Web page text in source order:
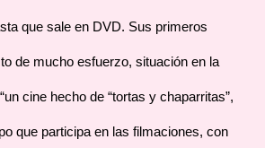
que sale en DVD. Sus primeros
de mucho esfuerzo, situación en la
cine hecho de “tortas y chaparritas”,
que participa en las filmaciones, con